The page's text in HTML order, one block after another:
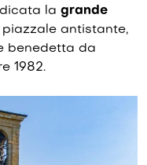
la grande
antistante,
benedetta da
1982.